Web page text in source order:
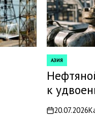
POSTED
IN
АЗИЯ
к
on20.07.2026